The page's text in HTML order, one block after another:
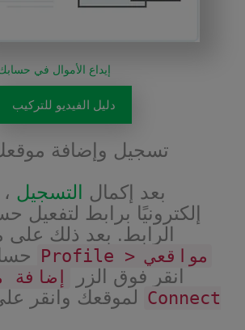
إيداع الأموال في
دليل الفيديو للتركيب
تسجيل وإضافة
بعد إكمال التسجيل
إلكترونيًا برابط لتفعيل
الرابط. بعد ذلك على
Profile > مواقعي
انقر فوق الزر إضافة
Connect